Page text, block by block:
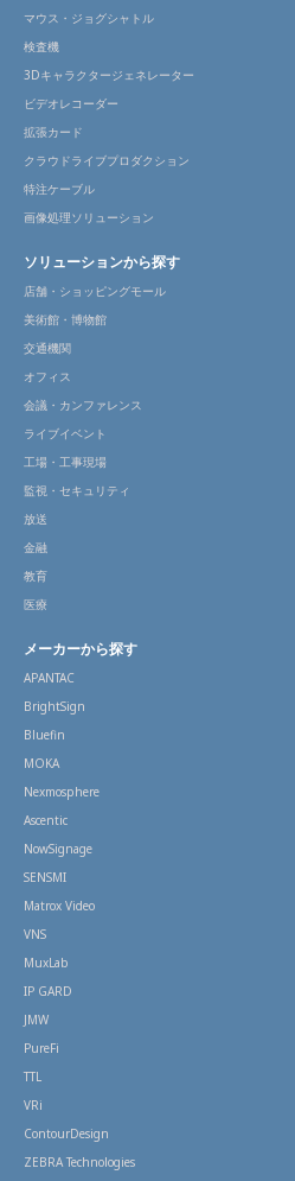
マウス・ジョグシャトル
検査機
3Dキャラクタージェネレーター
ビデオレコーダー
拡張カード
クラウドライブプロダクション
特注ケーブル
画像処理ソリューション
ソリューションから探す
店舗・ショッピングモール
美術館・博物館
交通機関
オフィス
会議・カンファレンス
ライブイベント
工場・工事現場
監視・セキュリティ
放送
金融
教育
医療
メーカーから探す
APANTAC
BrightSign
Bluefin
MOKA
Nexmosphere
Ascentic
NowSignage
SENSMI
Matrox Video
VNS
MuxLab
IP GARD
JMW
PureFi
TTL
VRi
ContourDesign
ZEBRA Technologies